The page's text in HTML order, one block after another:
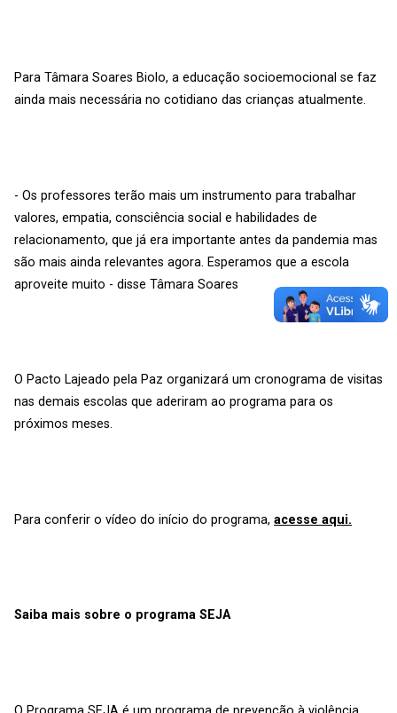
Para Tâmara Soares Biolo, a educação socioemocional se faz
ainda mais necessária no cotidiano das crianças atualmente.
- Os professores terão mais um instrumento para trabalhar
valores, empatia, consciência social e habilidades de
relacionamento, que já era importante antes da pandemia mas
são mais ainda relevantes agora. Esperamos que a escola
aproveite muito - disse Tâmara Soares
O Pacto Lajeado pela Paz organizará um cronograma de visitas
nas demais escolas que aderiram ao programa para os
próximos meses.
Para conferir o vídeo do início do programa, acesse aqui.
Saiba mais sobre o programa SEJA